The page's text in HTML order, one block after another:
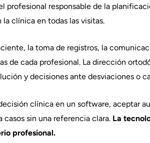
profesional responsable de la
clínica en todas las visitas.
la toma de registros, la
de cada profesional. La dirección
y decisiones ante desviaciones o
clínica en un software, aceptar
sin una referencia clara. La
profesional.